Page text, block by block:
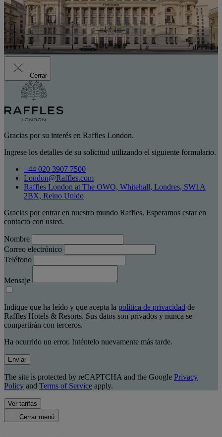
Cerrar
Gracias por su interés en Raffles London.
Ingrese los detalles de su solicitud utilizando el siguiente formulario.
+44 020 3907 7500
London@Raffles.com
Raffles London at The OWO, Whitehall, Londres, SW1A
2BX, Reino Unido
Gracias por entrar en nuestro mundo Raffles. Esperamos estar en
contacto con usted.
Nombre
Correo electrónico
Teléfono
Mensaje
Indique que ha leído y que acepta la política de privacidad de
Raffles Hotels & Resorts. Sus datos son privados y nunca se
compartirán con terceros.
Ha ocurrido un error. Inténtelo nuevamente más tarde.
Enviar
The site is protected by reCAPTCHA and the Google Privacy
Policy and Terms of Service apply.
Ver tarifas
Cerrar menú